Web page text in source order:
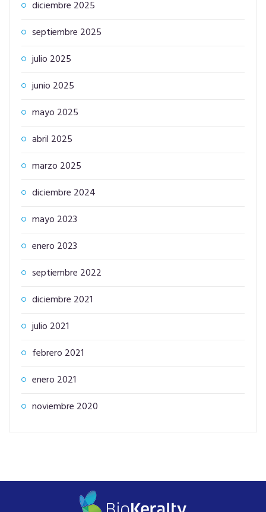
diciembre 2025
septiembre 2025
julio 2025
junio 2025
mayo 2025
abril 2025
marzo 2025
diciembre 2024
mayo 2023
enero 2023
septiembre 2022
diciembre 2021
julio 2021
febrero 2021
enero 2021
noviembre 2020